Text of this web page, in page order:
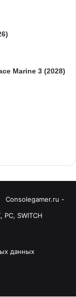
Marine 3 (2028)
Consolegamer.ru -
PC, SWITCH
данных